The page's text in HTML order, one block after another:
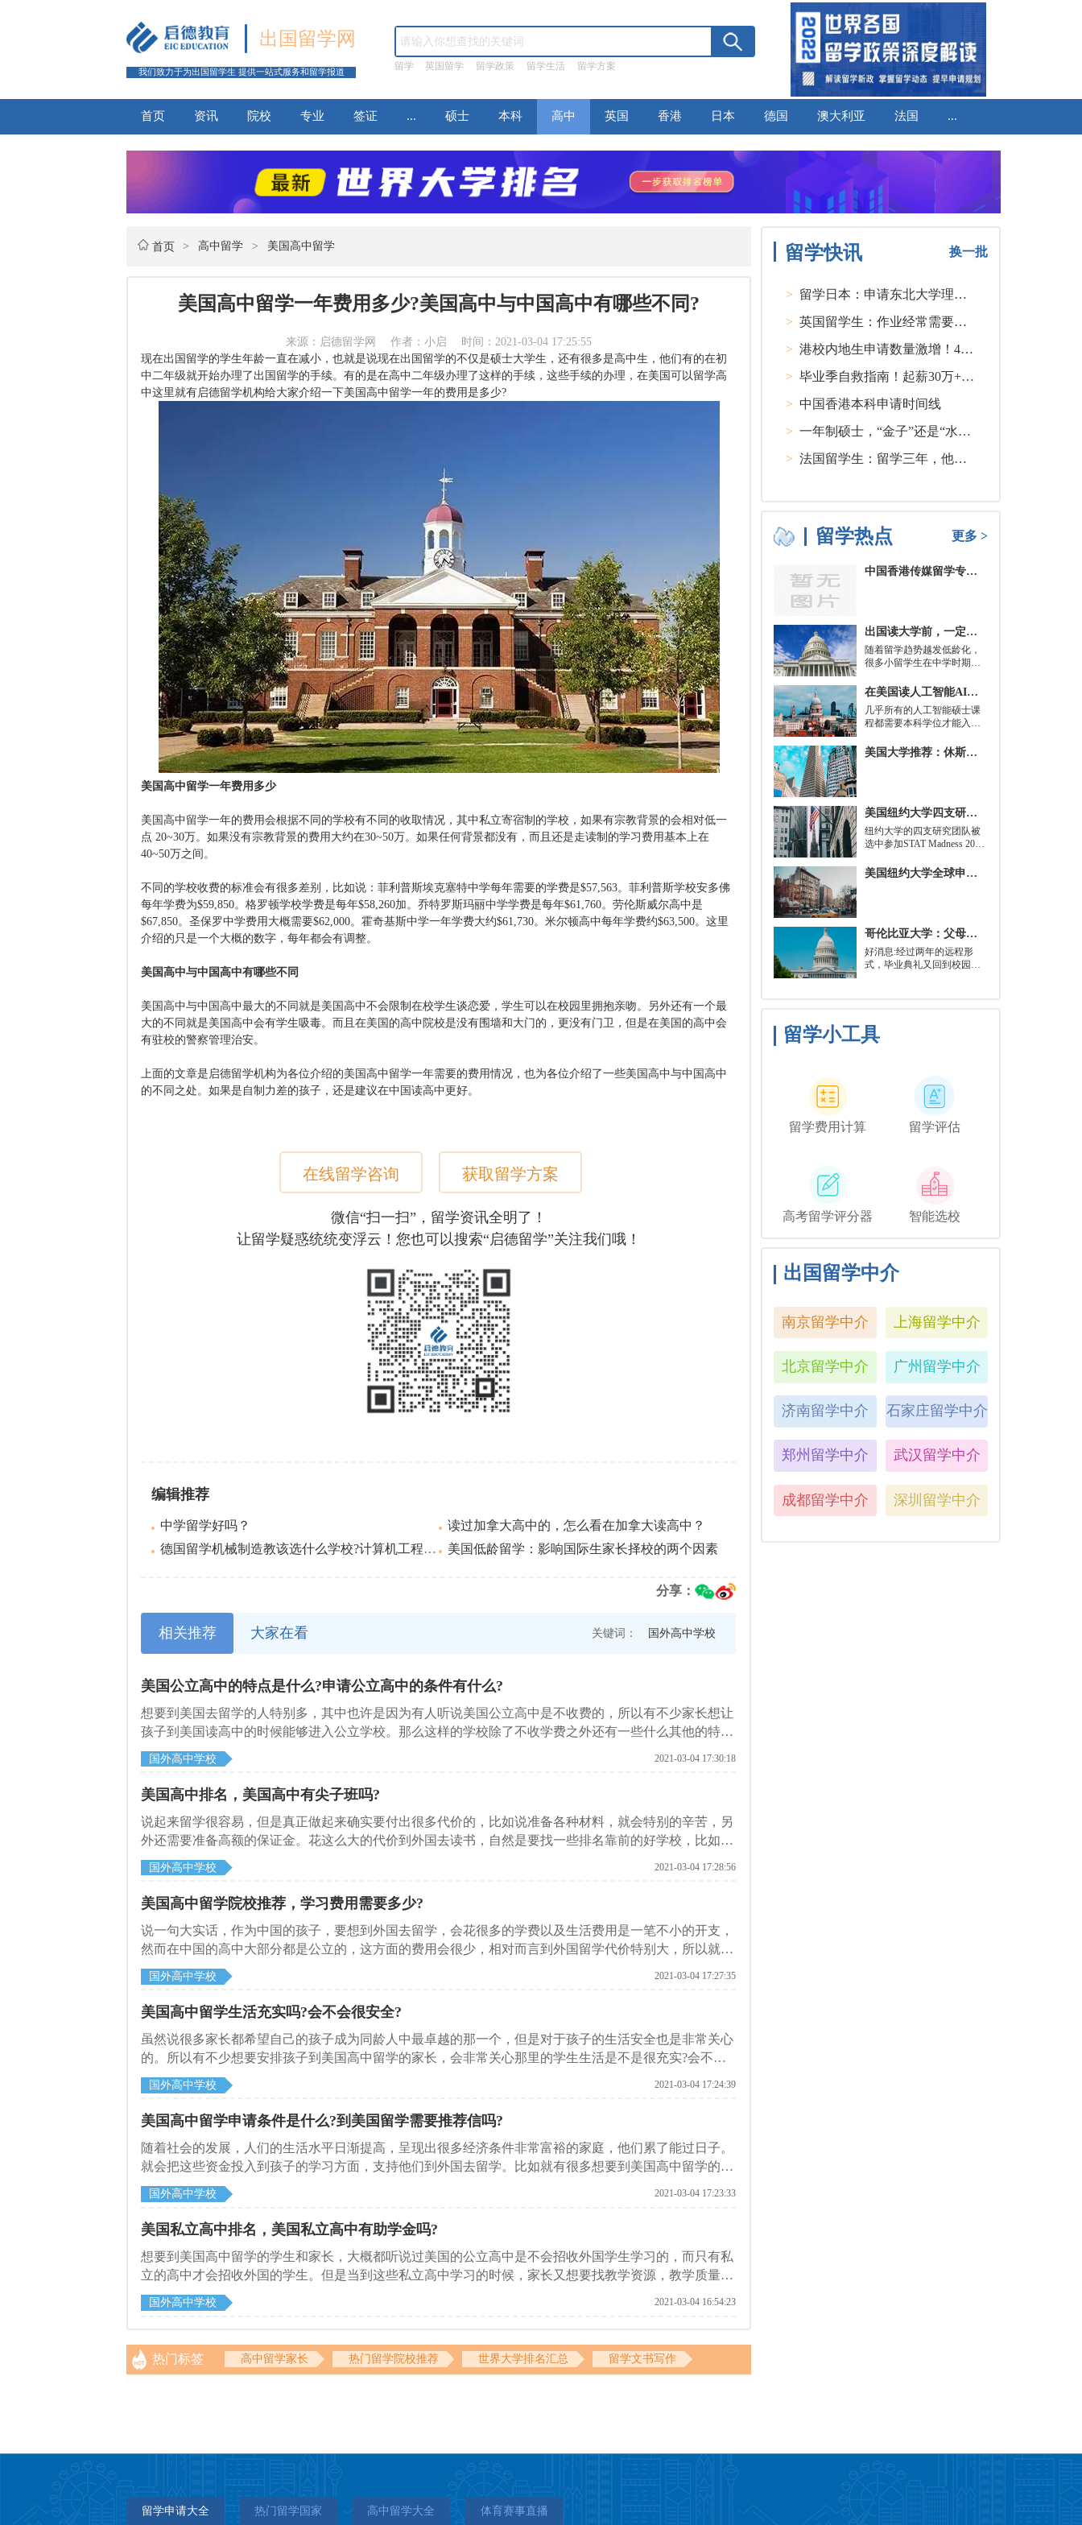
出国留学网
我们致力于为出国留学生 提供一站式服务和留学报道 留学 英国留学 留学政策 留学生活 留学方案
首页 资讯 院校 专业 签证 ... 硕士 本科 高中 英国 香港 日本 德国 澳大利亚 法国 ...
首页 > 高中留学 > 美国高中留学
美国高中留学一年费用多少?美国高中与中国高中有哪些不同?
来源：启德留学网 作者：小启 时间：2021-03-04 17:25:55
现在出国留学的学生年龄一直在减小，也就是说现在出国留学的不仅是硕士大学生，还有很多是高中生，他们有的在初
中二年级就开始办理了出国留学的手续。有的是在高中二年级办理了这样的手续，这些手续的办理，在美国可以留学高
中这里就有启德留学机构给大家介绍一下美国高中留学一年的费用是多少?
美国高中留学一年费用多少
美国高中留学一年的费用会根据不同的学校有不同的收取情况，其中私立寄宿制的学校，如果有宗教背景的会相对低一
点 20~30万。如果没有宗教背景的费用大约在30~50万。如果任何背景都没有，而且还是走读制的学习费用基本上在
40~50万之间。
不同的学校收费的标准会有很多差别，比如说：菲利普斯埃克塞特中学每年需要的学费是$57,563。菲利普斯学校安多佛
每年学费为$59,850。格罗顿学校学费是每年$58,260加。乔特罗斯玛丽中学学费是每年$61,760。劳伦斯威尔高中是
$67,850。圣保罗中学费用大概需要$62,000。霍奇基斯中学一年学费大约$61,730。米尔顿高中每年学费约$63,500。这里
介绍的只是一个大概的数字，每年都会有调整。
美国高中与中国高中有哪些不同
美国高中与中国高中最大的不同就是美国高中不会限制在校学生谈恋爱，学生可以在校园里拥抱亲吻。另外还有一个最
大的不同就是美国高中会有学生吸毒。而且在美国的高中院校是没有围墙和大门的，更没有门卫，但是在美国的高中会
有驻校的警察管理治安。
上面的文章是启德留学机构为各位介绍的美国高中留学一年需要的费用情况，也为各位介绍了一些美国高中与中国高中
的不同之处。如果是自制力差的孩子，还是建议在中国读高中更好。
在线留学咨询 获取留学方案
微信“扫一扫”，留学资讯全明了！
让留学疑惑统统变浮云！您也可以搜索“启德留学”关注我们哦！
编辑推荐
中学留学好吗？
读过加拿大高中的，怎么看在加拿大读高中？
德国留学机械制造教该选什么学校?计算机工程哪所学校好?
美国低龄留学：影响国际生家长择校的两个因素
分享：
相关推荐 大家在看 关键词： 国外高中学校
美国公立高中的特点是什么?申请公立高中的条件有什么?
想要到美国去留学的人特别多，其中也许是因为有人听说美国公立高中是不收费的，所以有不少家长想让
孩子到美国读高中的时候能够进入公立学校。那么这样的学校除了不收学费之外还有一些什么其他的特点
吗?下面就和启德留学机构一起来了解一下吧。
国外高中学校 2021-03-04 17:30:18
美国高中排名，美国高中有尖子班吗?
说起来留学很容易，但是真正做起来确实要付出很多代价的，比如说准备各种材料，就会特别的辛苦，另
外还需要准备高额的保证金。花这么大的代价到外国去读书，自然是要找一些排名靠前的好学校，比如说
去美国留学高中，就有很多人想要清楚哪几所学校排名靠前?下面启德留学机构就给各位做一下介绍。
国外高中学校 2021-03-04 17:28:56
美国高中留学院校推荐，学习费用需要多少?
​说一句大实话，作为中国的孩子，要想到外国去留学，会花很多的学费以及生活费用是一笔不小的开支，
然而在中国的高中大部分都是公立的，这方面的费用会很少，相对而言到外国留学代价特别大，所以就有
不少需要到美国高中读书的家长和学生想要找更好的学校学习。在这里启德留学机构就给各位推荐几所美
国高中学院校。
国外高中学校 2021-03-04 17:27:35
美国高中留学生活充实吗?会不会很安全?
虽然说很多家长都希望自己的孩子成为同龄人中最卓越的那一个，但是对于孩子的生活安全也是非常关心
的。所以有不少想要安排孩子到美国高中留学的家长，会非常关心那里的学生生活是不是很充实?会不会
很安全?这里启德留学机构就给大家做一下这方面的介绍。
国外高中学校 2021-03-04 17:24:39
美国高中留学申请条件是什么?到美国留学需要推荐信吗?
随着社会的发展，人们的生活水平日渐提高，呈现出很多经济条件非常富裕的家庭，他们累了能过日子。
就会把这些资金投入到孩子的学习方面，支持他们到外国去留学。比如就有很多想要到美国高中留学的学
生和家长并不清楚，都需要哪些申请条件?下面启德留学机构就给各位做一下相关介绍。
国外高中学校 2021-03-04 17:23:33
美国私立高中排名，美国私立高中有助学金吗?
想要到美国高中留学的学生和家长，大概都听说过美国的公立高中是不会招收外国学生学习的，而只有私
立的高中才会招收外国的学生。但是当到这些私立高中学习的时候，家长又想要找教学资源，教学质量更
好的学校，但是又不知道哪一所学校比较好?下面就来看看启德留学机构为大家列出的美国私立高中排名
吧。
国外高中学校 2021-03-04 16:54:23
热门标签 高中留学家长 热门留学院校推荐 世界大学排名汇总 留学文书写作
留学快讯 换一批
>
留学日本：申请东北大学理工类硕士课程大多要求先获得教授内诺
>
英国留学生：作业经常需要熬夜完成
>
港校内地生申请数量激增！40人抢1学位？
>
毕业季自救指南！起薪30万+ 不愧是00后都偏爱的留学国家TOP1
> 中国香港本科申请时间线
>
一年制硕士，“金子”还是“水货”？
>
法国留学生：留学三年，他在孤独中找到内心的力量
留学热点 更多 >
中国香港传媒留学专业分类及申请要求
出国读大学前，一定要培养的基本生活技能有哪些？
随着留学趋势越发低龄化，
很多小留学生在中学时期就
其实都是为了大学生活做准
在美国读人工智能AI硕士入学条件及大学推荐
几乎所有的人工智能硕士课
程都需要本科学位才能入
需要特定领域的本科学位。
下，你只需要一个理论基础
就可以开始就读这类项目：
即先参加几门先修课程，通
常包括程序语言，如
Python、微积分和计算机科
学相关课程。
美国大学推荐：休斯顿的大学
美国纽约大学四支研究团队被选中参加STAT Madness 2022竞赛
​纽约大学的四支研究团队被
选中参加STAT Madness 2022
三月疯狂启发的健康和科学
领域最佳创新线上锦标赛。
美国纽约大学全球申请群体规模不断扩大
哥伦比亚大学：父母参加毕业典礼可以做什么？
好消息:经过两年的远程形
式，毕业典礼又回到校园了!
旅行，或者如果你想和你的
朋友们共度时光，也许你可
留学小工具
留学费用计算 留学评估
高考留学评分器 智能选校
出国留学中介
南京留学中介 上海留学中介
北京留学中介 广州留学中介
济南留学中介 石家庄留学中介
郑州留学中介 武汉留学中介
成都留学中介 深圳留学中介
留学申请大全 热门留学国家 高中留学大全 体育赛事直播